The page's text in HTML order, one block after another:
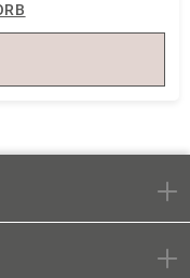
mit unserem